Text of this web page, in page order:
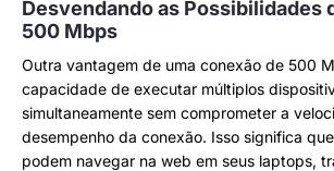
Desvendando as Possibilidades
500 Mbps
Outra vantagem de uma conexão de 500
capacidade de executar múltiplos
simultaneamente sem comprometer a
desempenho da conexão. Isso significa
podem navegar na web em seus laptops,